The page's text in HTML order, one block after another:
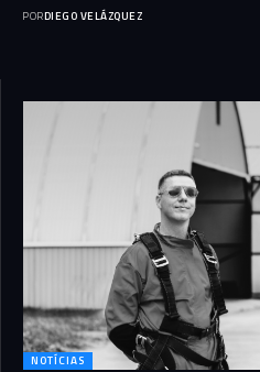
PORDIEGO VELÁZQUEZ
NOTÍCIAS